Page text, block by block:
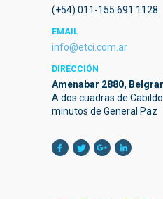
(+54) 011-155.691.1128
EMAIL
info@etci.com.ar
DIRECCIÓN
Amenabar 2880,
A dos cuadras de
minutos de General Paz